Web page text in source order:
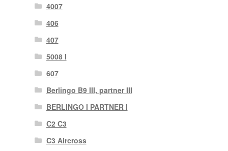
4007
406
407
5008 I
607
Berlingo B9 III, partner III
BERLINGO I PARTNER I
C2 C3
C3 Aircross